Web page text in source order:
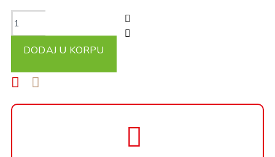
DODAJ U KORPU